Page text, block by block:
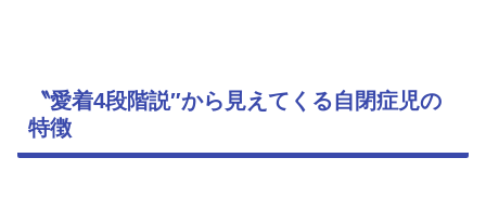
〝愛着4段階説″から見えてくる自閉症児の
特徴